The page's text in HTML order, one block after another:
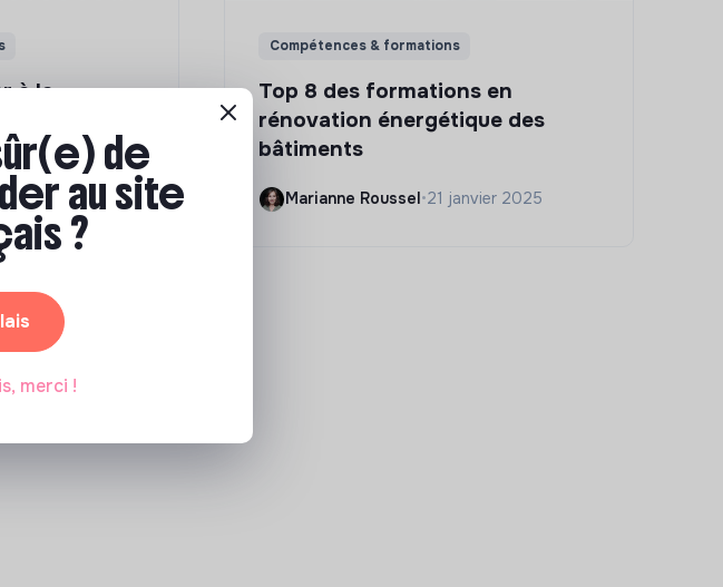
à la
?
2024
Compétences & formations
Top 8 des formations en
rénovation énergétique des
bâtiments
Marianne Roussel•21 janvier 2025
de
au site
?
merci !